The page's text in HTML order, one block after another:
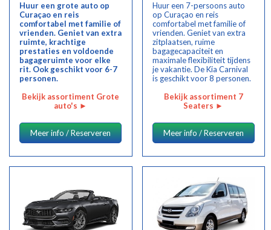
Huur een grote auto op
Curaçao en reis
comfortabel met familie of
vrienden. Geniet van extra
ruimte, krachtige
prestaties en voldoende
bagageruimte voor elke
rit. Ook geschikt voor 6-7
personen.
Bekijk assortiment Grote
auto's ►
Meer info / Reserveren
Huur een 7-persoons auto
op Curaçao en reis
comfortabel met familie of
vrienden. Geniet van extra
zitplaatsen, ruime
bagagecapaciteit en
maximale flexibiliteit tijdens
je vakantie. De Kia Carnival
is geschikt voor 8 personen.
Bekijk assortiment 7
Seaters ►
Meer info / Reserveren